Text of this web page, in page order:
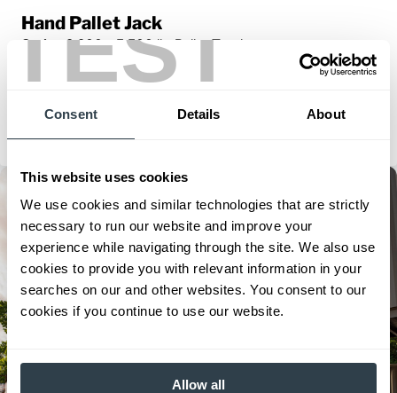
TEST
Consent Details About
This website uses cookies
We use cookies and similar technologies that are strictly
necessary to run our website and improve your
experience while navigating through the site. We also use
cookies to provide you with relevant information in your
searches on our and other websites. You consent to our
cookies if you continue to use our website.
Allow all
Hand Pallet Jack
Series: 2,200 - 5,500 lb. Pallet Truck
Capacidad de Carga:2200 - 5500 kg
Ver Equipos